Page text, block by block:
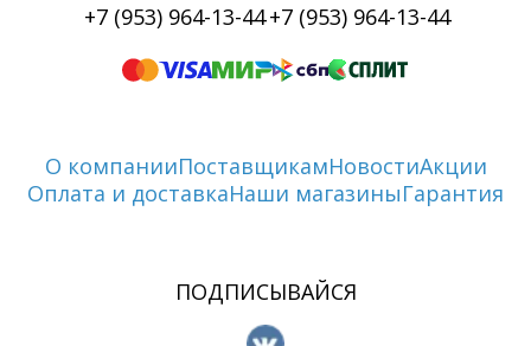
+7 (953) 964-13-44+7 (953) 964-13-44
О компанииПоставщикамНовостиАкции
Оплата и доставкаНаши магазиныГарантия
ПОДПИСЫВАЙСЯ